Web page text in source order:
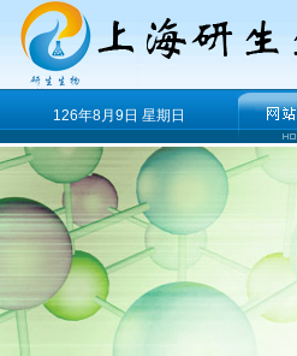
126年8月9日 星期日